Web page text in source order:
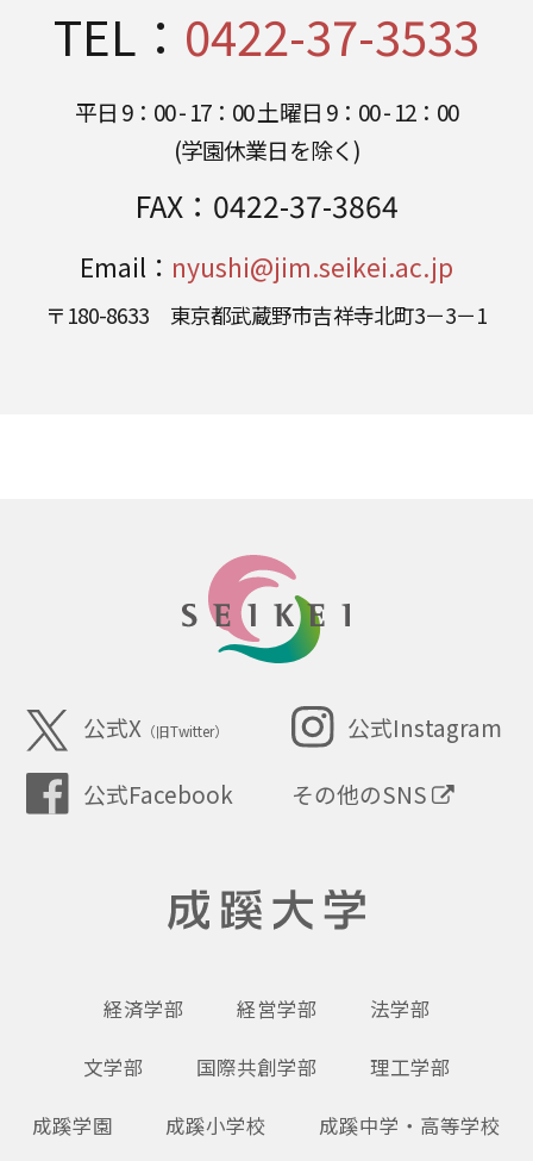
TEL： 0422-37-3533
平日 9：00 - 17：00 土曜日 9：00 - 12：00
(学園休業日を除く)
FAX： 0422-37-3864
Email： nyushi@jim.seikei.ac.jp
〒180-8633 東京都武蔵野市吉祥寺北町3－3－1
公式X （旧Twitter） 公式Instagram
公式Facebook その他のSNS
経済学部 経営学部 法学部
文学部 国際共創学部 理工学部
成蹊学園 成蹊小学校 成蹊中学・高等学校